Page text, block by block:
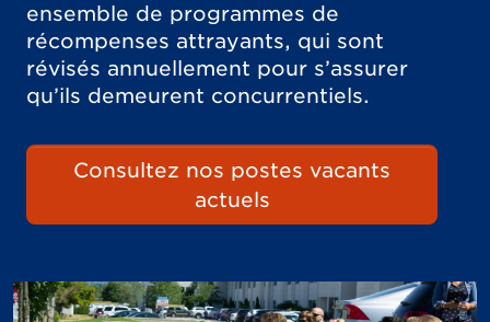
ensemble de programmes de
récompenses attrayants, qui sont
révisés annuellement pour s’assurer
qu’ils demeurent concurrentiels.
Consultez nos postes vacants
actuels